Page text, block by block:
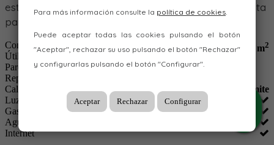
estado de las instalaciones en el momento de la visita
para evaluar adecuadamente la operativa prevista.
Construidos 950 m2
Útiles
Parcela 1.200 m
Repercusión m² venta
Calificación Energética
En trámite
Luz
Gas
Agua
Internet
Para más información consulte la política de cookies.
Puede aceptar todas las cookies pulsando el botón
"Aceptar", rechazar su uso pulsando el botón "Rechazar"
y configurarlas pulsando el botón "Configurar".
Aceptar Rechazar Configurar